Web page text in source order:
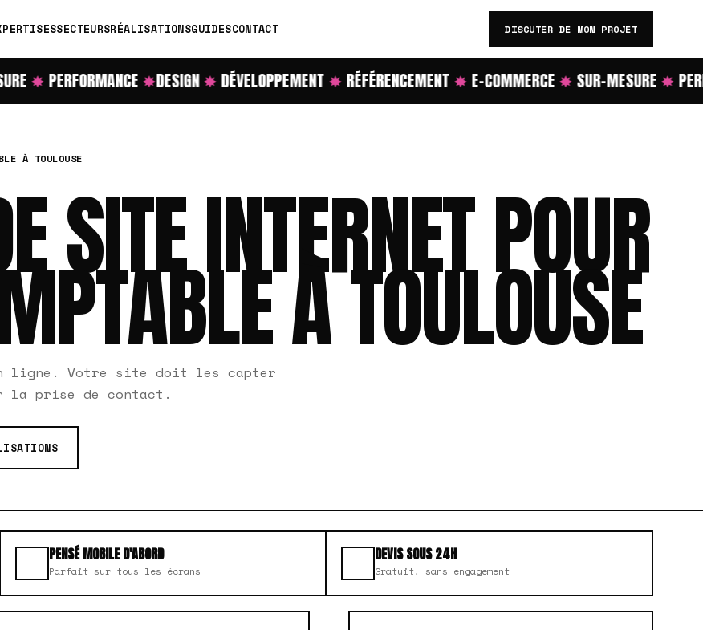
SECTEURSRÉALISATIONSGUIDESCONTACT DISCUTER DE MON PROJET
✸PERFORMANCE✸DESIGN✸DÉVELOPPEMENT✸RÉFÉRENCEMENT✸E-COMMERCE✸SUR-MESURE✸
À TOULOUSE
SITE INTERNET POUR
À TOULOUSE
ligne. Votre site doit les capter
la prise de contact.
PENSÉ MOBILE D'ABORD
Parfait sur tous les écrans
DEVIS SOUS 24H
Gratuit, sans engagement